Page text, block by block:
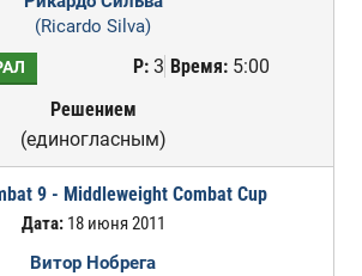
(Ricardo Silva)
Р:3 Время:5:00
Решением
(единогласным)
9 - Middleweight Combat Cup
Дата:18 июня 2011
Витор Нобрега